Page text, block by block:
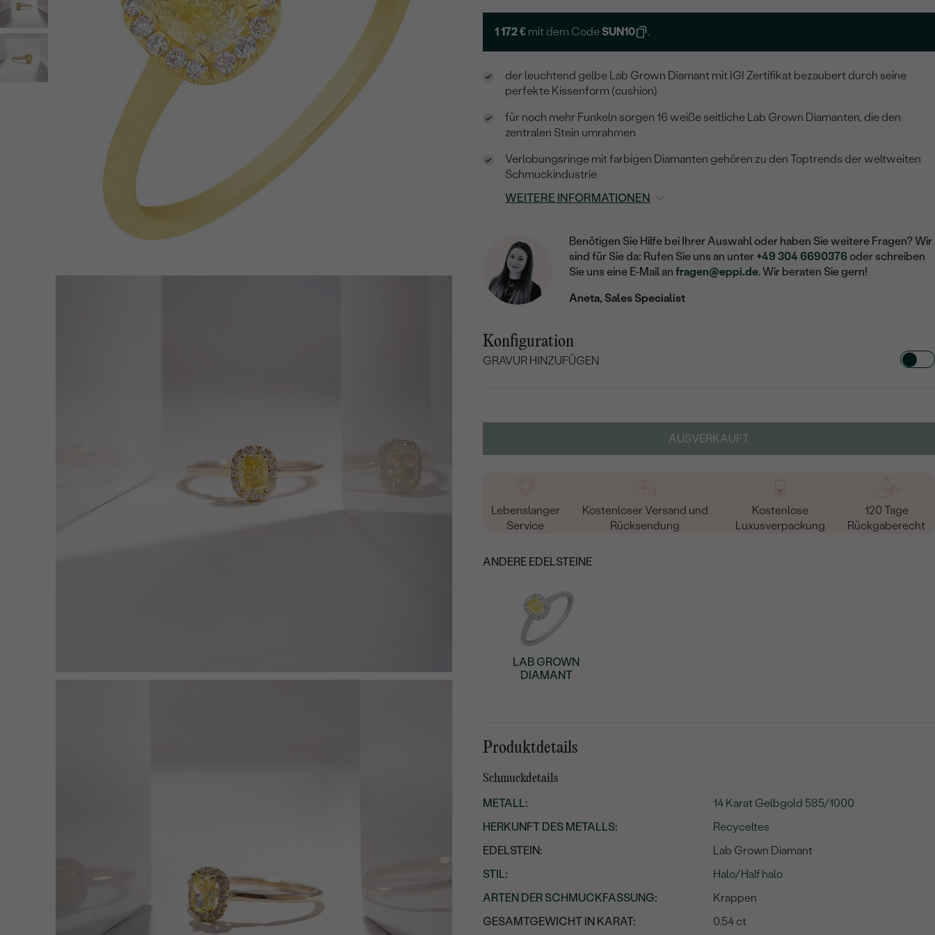
1 172 € mit dem CodeSUN10 .
der leuchtend gelbe Lab Grown Diamant mit IGI Zertifikat bezaubert durch seine
perfekte Kissenform (cushion)
für noch mehr Funkeln sorgen 16 weiße seitliche Lab Grown Diamanten, die den
zentralen Stein umrahmen
Verlobungsringe mit farbigen Diamanten gehören zu den Toptrends der weltweiten
Schmuckindustrie
WEITERE INFORMATIONEN
Benötigen Sie Hilfe bei Ihrer Auswahl oder haben Sie weitere Fragen? Wir
sind für Sie da: Rufen Sie uns an unter +49 304 6690376 oder schreiben
Sie uns eine E-Mail anfragen@eppi.de. Wir beraten Sie gern!
Aneta, Sales Specialist
Konfiguration
GRAVUR HINZUFÜGEN
Geben Sie Initialen/Text ein
AUSVERKAUFT
Lebenslanger
Service
Kostenloser Versand und
Rücksendung
Kostenlose
Luxusverpackung
120 Tage
Rückgaberecht
ANDERE EDELSTEINE
LAB GROWN
DIAMANT
Produktdetails
Schmuckdetails
METALL:
14 Karat Gelbgold 585/1000
HERKUNFT DES METALLS:
Recyceltes
EDELSTEIN:
Lab Grown Diamant
STIL:
Halo/Half halo
ARTEN DER SCHMUCKFASSUNG:
Krappen
GESAMTGEWICHT IN KARAT:
0.54 ct